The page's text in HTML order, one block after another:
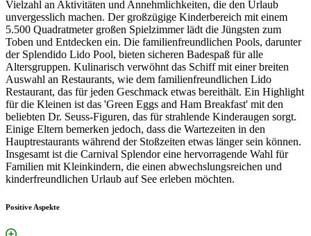
Vielzahl an Aktivitäten und Annehmlichkeiten, die den Urlaub
unvergesslich machen. Der großzügige Kinderbereich mit einem
5.500 Quadratmeter großen Spielzimmer lädt die Jüngsten zum
Toben und Entdecken ein. Die familienfreundlichen Pools, darunter
der Splendido Lido Pool, bieten sicheren Badespaß für alle
Altersgruppen. Kulinarisch verwöhnt das Schiff mit einer breiten
Auswahl an Restaurants, wie dem familienfreundlichen Lido
Restaurant, das für jeden Geschmack etwas bereithält. Ein Highlight
für die Kleinen ist das 'Green Eggs and Ham Breakfast' mit den
beliebten Dr. Seuss-Figuren, das für strahlende Kinderaugen sorgt.
Einige Eltern bemerken jedoch, dass die Wartezeiten in den
Hauptrestaurants während der Stoßzeiten etwas länger sein können.
Insgesamt ist die Carnival Splendor eine hervorragende Wahl für
Familien mit Kleinkindern, die einen abwechslungsreichen und
kinderfreundlichen Urlaub auf See erleben möchten.
Positive Aspekte